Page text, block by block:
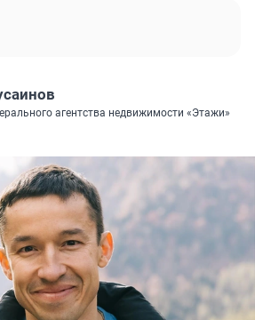
агентства недвижимости «Этажи»